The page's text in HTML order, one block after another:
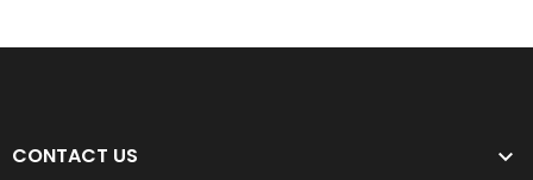
CONTACT US 